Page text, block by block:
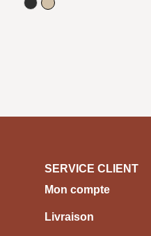
BlackWarm Sand
SERVICE CLIENT
Mon compte
Livraison